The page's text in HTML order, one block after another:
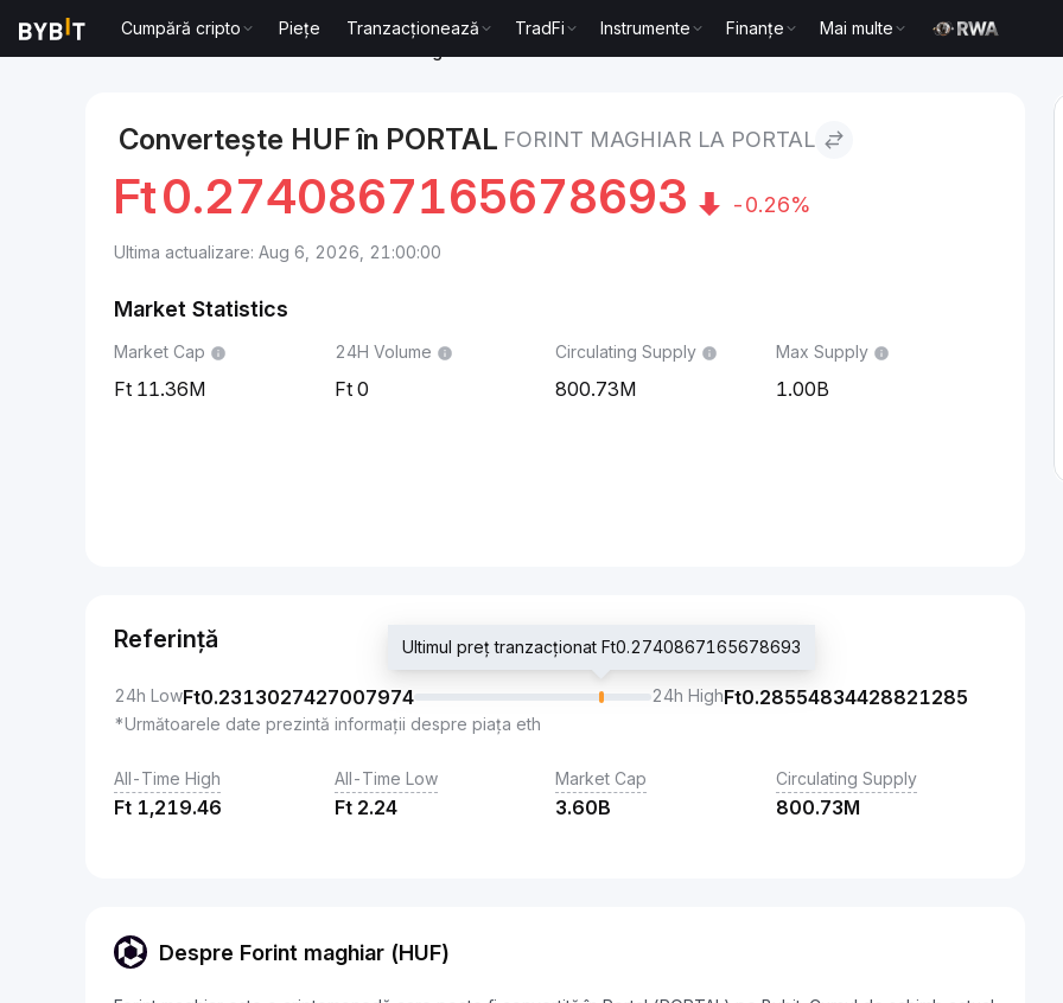
Cumpără cripto Piețe Tranzacționează TradFi Instrumente Finanțe
Mai multe
Convertește HUF în PORTAL FORINT MAGHIAR LA PORTAL
Ft0.2740867165678693 -0.26%
Ultima actualizare: Aug 6, 2026, 21:00:00
Market Statistics
Market Cap
11.36M
24H Volume
0
Circulating Supply
800.73M
Max Supply
1.00B
Referință
24h LowFt0.2313027427007974
Ultimul preț tranzacționat Ft0.2740867165678693
24h HighFt0.28554834428821285
*Următoarele date prezintă informații despre piața eth
All-Time High
Ft 1,219.46
All-Time Low
Ft 2.24
Market Cap
3.60B
Circulating Supply
800.73M
Despre Forint maghiar (HUF)